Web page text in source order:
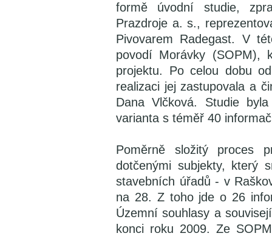
formě úvodní studie,
Prazdroje a. s.,
Pivovarem Radegast. V
povodí Morávky (SOPM),
projektu. Po celou dobu
realizaci jej zastupovala a
Dana Vlčková. Studie
varianta s téměř 40
Poměrně složitý proces
dotčenými subjekty, který
stavebních úřadů - v
na 28. Z toho jde o 26
Územní souhlasy a
konci roku 2009. Ze